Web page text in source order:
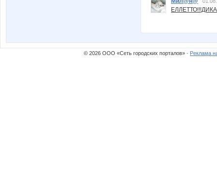
© 2026 ООО «Сеть городских порталов» · Реклама